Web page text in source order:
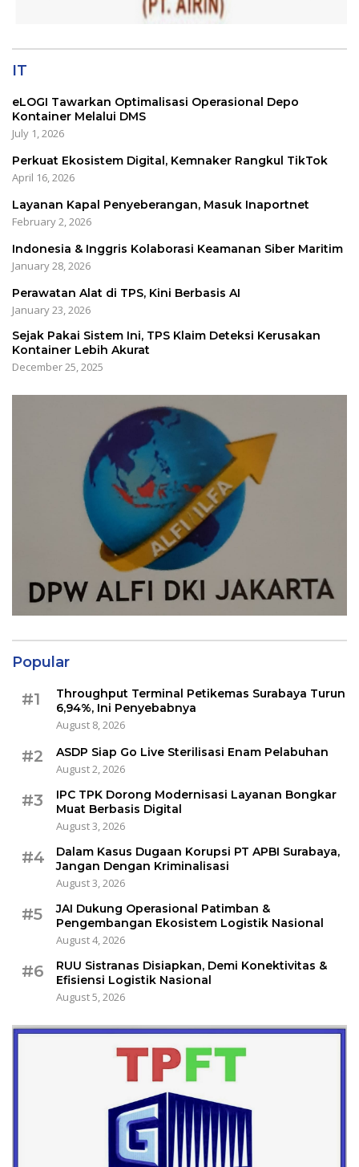
IT
eLOGI Tawarkan Optimalisasi Operasional Depo
Kontainer Melalui DMS
July 1, 2026
Perkuat Ekosistem Digital, Kemnaker Rangkul TikTok
April 16, 2026
Layanan Kapal Penyeberangan, Masuk Inaportnet
February 2, 2026
Indonesia & Inggris Kolaborasi Keamanan Siber Maritim
January 28, 2026
Perawatan Alat di TPS, Kini Berbasis AI
January 23, 2026
Sejak Pakai Sistem Ini, TPS Klaim Deteksi Kerusakan
Kontainer Lebih Akurat
December 25, 2025
Popular
#1
Throughput Terminal Petikemas Surabaya Turun
6,94%, Ini Penyebabnya
August 8, 2026
#2
ASDP Siap Go Live Sterilisasi Enam Pelabuhan
August 2, 2026
#3
IPC TPK Dorong Modernisasi Layanan Bongkar
Muat Berbasis Digital
August 3, 2026
#4
Dalam Kasus Dugaan Korupsi PT APBI Surabaya,
Jangan Dengan Kriminalisasi
August 3, 2026
#5
JAI Dukung Operasional Patimban &
Pengembangan Ekosistem Logistik Nasional
August 4, 2026
#6
RUU Sistranas Disiapkan, Demi Konektivitas &
Efisiensi Logistik Nasional
August 5, 2026